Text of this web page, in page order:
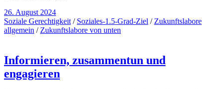
26. August 2024
Soziale Gerechtigkeit / Soziales-1.5-Grad-Ziel / Zukunftslabore
allgemein / Zukunftslabore von unten
Informieren, zusammentun und
engagieren